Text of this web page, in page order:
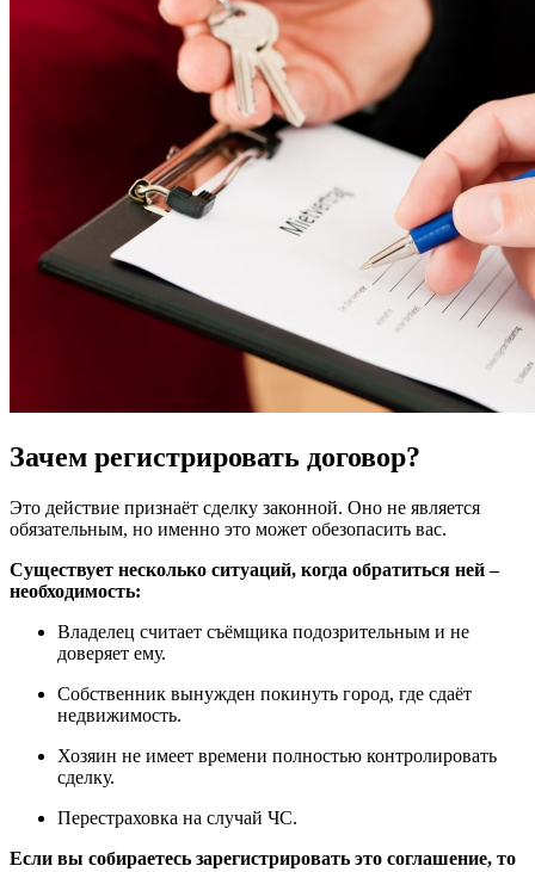
Зачем регистрировать договор?
Это действие признаёт сделку законной. Оно не является
обязательным, но именно это может обезопасить вас.
Существует несколько ситуаций, когда обратиться ней –
необходимость:
Владелец считает съёмщика подозрительным и не
доверяет ему.
Собственник вынужден покинуть город, где сдаёт
недвижимость.
Хозяин не имеет времени полностью контролировать
сделку.
Перестраховка на случай ЧС.
Если вы собираетесь зарегистрировать это соглашение, то